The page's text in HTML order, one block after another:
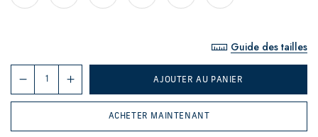
Guide des tailles
AJOUTER AU PANIER
ACHETER MAINTENANT